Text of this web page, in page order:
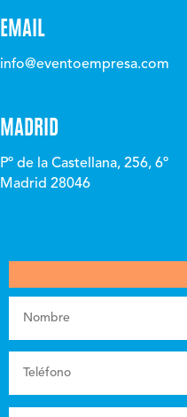
EMAIL
info@eventoempresa.com
MADRID
Pº de la Castellana, 256, 6º
Madrid 28046